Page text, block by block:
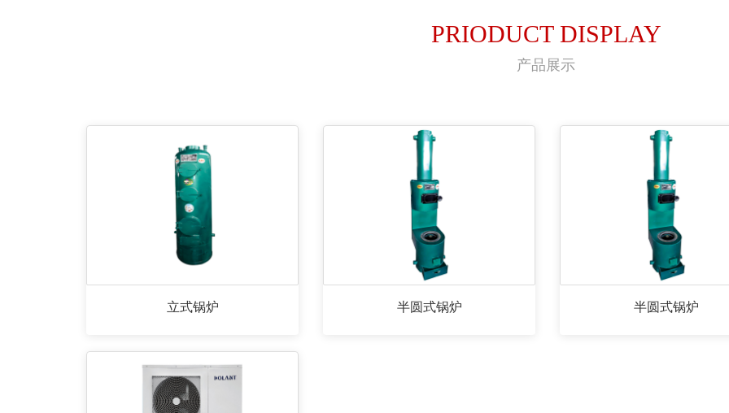
PRIODUCT DISPLAY
产品展示
立式锅炉 半圆式锅炉 半圆式锅炉